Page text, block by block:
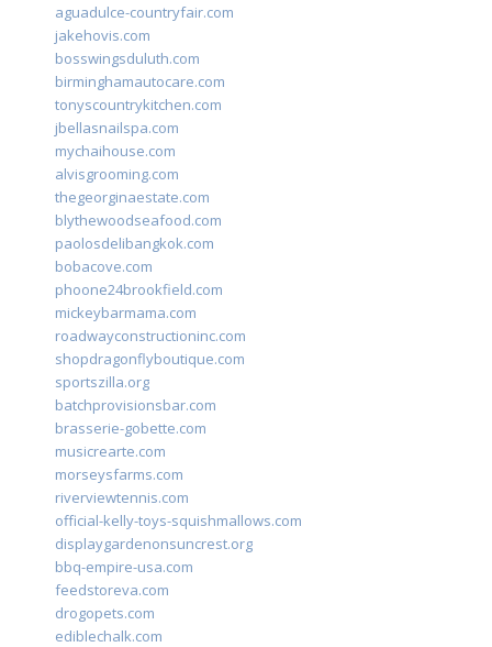
aguadulce-countryfair.com
jakehovis.com
bosswingsduluth.com
birminghamautocare.com
tonyscountrykitchen.com
jbellasnailspa.com
mychaihouse.com
alvisgrooming.com
thegeorginaestate.com
blythewoodseafood.com
paolosdelibangkok.com
bobacove.com
phoone24brookfield.com
mickeybarmama.com
roadwayconstructioninc.com
shopdragonflyboutique.com
sportszilla.org
batchprovisionsbar.com
brasserie-gobette.com
musicrearte.com
morseysfarms.com
riverviewtennis.com
official-kelly-toys-squishmallows.com
displaygardenonsuncrest.org
bbq-empire-usa.com
feedstoreva.com
drogopets.com
ediblechalk.com